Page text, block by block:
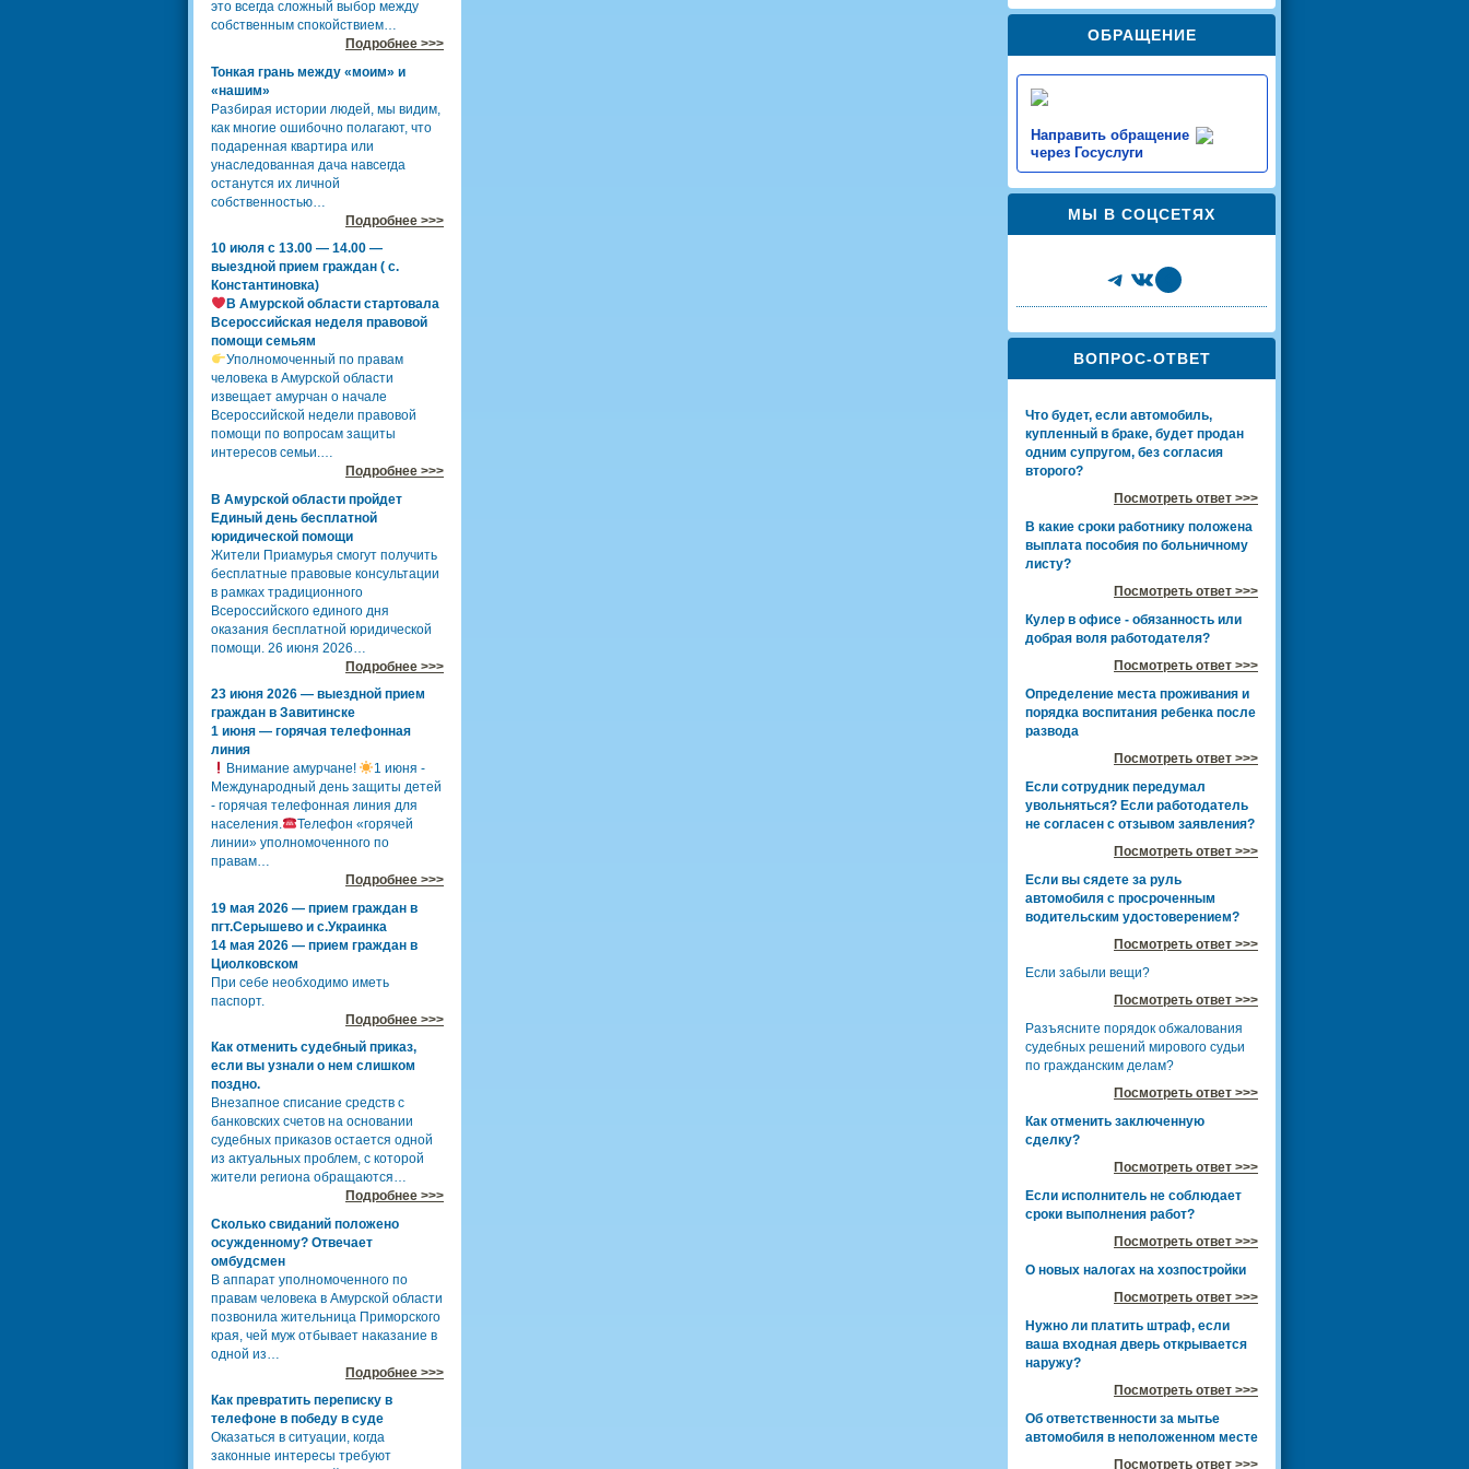
это всегда сложный выбор между
собственным спокойствием…
Подробнее >>>
Тонкая грань между «моим» и
«нашим»
Разбирая истории людей, мы видим,
как многие ошибочно полагают, что
подаренная квартира или
унаследованная дача навсегда
останутся их личной
собственностью…
Подробнее >>>
10 июля с 13.00 — 14.00 —
выездной прием граждан ( с.
Константиновка)
В Амурской области стартовала
Всероссийская неделя правовой
помощи семьям
Уполномоченный по правам
человека в Амурской области
извещает амурчан о начале
Всероссийской недели правовой
помощи по вопросам защиты
интересов семьи.…
Подробнее >>>
В Амурской области пройдет
Единый день бесплатной
юридической помощи
Жители Приамурья смогут получить
бесплатные правовые консультации
в рамках традиционного
Всероссийского единого дня
оказания бесплатной юридической
помощи. 26 июня 2026…
Подробнее >>>
23 июня 2026 — выездной прием
граждан в Завитинске
1 июня — горячая телефонная
линия
Внимание амурчане!
1 июня -
Международный день защиты детей
- горячая телефонная линия для
населения.
Телефон «горячей
линии» уполномоченного по
правам…
Подробнее >>>
19 мая 2026 — прием граждан в
пгт.Серышево и с.Украинка
14 мая 2026 — прием граждан в
Циолковском
При себе необходимо иметь
паспорт.
Подробнее >>>
Как отменить судебный приказ,
если вы узнали о нем слишком
поздно.
Внезапное списание средств с
банковских счетов на основании
судебных приказов остается одной
из актуальных проблем, с которой
жители региона обращаются…
Подробнее >>>
Сколько свиданий положено
осужденному? Отвечает
омбудсмен
В аппарат уполномоченного по
правам человека в Амурской области
позвонила жительница Приморского
края, чей муж отбывает наказание в
одной из…
Подробнее >>>
Как превратить переписку в
телефоне в победу в суде
Оказаться в ситуации, когда
законные интересы требуют
ОБРАЩЕНИЕ
Направить обращение
через Госуслуги
МЫ В СОЦСЕТЯХ
Telegram
VKShare Icon
ВОПРОС-ОТВЕТ
Что будет, если автомобиль,
купленный в браке, будет продан
одним супругом, без согласия
второго?
Посмотреть ответ >>>
В какие сроки работнику положена
выплата пособия по больничному
листу?
Посмотреть ответ >>>
Кулер в офисе - обязанность или
добрая воля работодателя?
Посмотреть ответ >>>
Определение места проживания и
порядка воспитания ребенка после
развода
Посмотреть ответ >>>
Если сотрудник передумал
увольняться? Если работодатель
не согласен с отзывом заявления?
Посмотреть ответ >>>
Если вы сядете за руль
автомобиля с просроченным
водительским удостоверением?
Посмотреть ответ >>>
Если забыли вещи?
Посмотреть ответ >>>
Разъясните порядок обжалования
судебных решений мирового судьи
по гражданским делам?
Посмотреть ответ >>>
Как отменить заключенную
сделку?
Посмотреть ответ >>>
Если исполнитель не соблюдает
сроки выполнения работ?
Посмотреть ответ >>>
О новых налогах на хозпостройки
Посмотреть ответ >>>
Нужно ли платить штраф, если
ваша входная дверь открывается
наружу?
Посмотреть ответ >>>
Об ответственности за мытье
автомобиля в неположенном месте
Посмотреть ответ >>>